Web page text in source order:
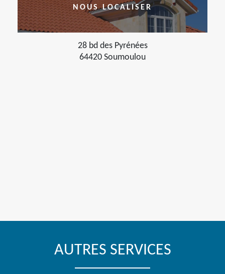
NOUS LOCALISER
28 bd des Pyrénées
64420 Soumoulou
AUTRES SERVICES